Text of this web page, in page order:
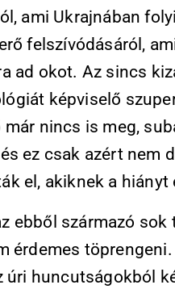
ami Ukrajnában
felszívódásáról,
ad okot. Az sincs
képviselő
nincs is meg,
ez csak azért nem
el, akiknek a
ebből származó
érdemes
úri huncutságokból